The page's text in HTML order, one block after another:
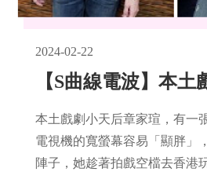
2024-02-22
本土戲劇小天后章家瑄，有一
電視機的寬螢幕容易「顯胖」
陣子，她趁著拍戲空檔去香港